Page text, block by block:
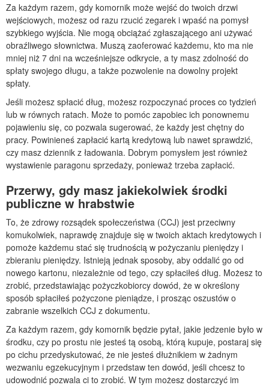
Za każdym razem, gdy komornik może wejść do twoich drzwi
wejściowych, możesz od razu rzucić zegarek i wpaść na pomysł
szybkiego wyjścia. Nie mogą obciążać zgłaszającego ani używać
obraźliwego słownictwa. Muszą zaoferować każdemu, kto ma nie
mniej niż 7 dni na wcześniejsze odkrycie, a ty masz zdolność do
spłaty swojego długu, a także pozwolenie na dowolny projekt
spłaty.
Jeśli możesz spłacić dług, możesz rozpoczynać proces co tydzień
lub w równych ratach. Może to pomóc zapobiec ich ponownemu
pojawieniu się, co pozwala sugerować, że każdy jest chętny do
pracy. Powinieneś zapłacić kartą kredytową lub nawet sprawdzić,
czy masz dziennik z ładowania. Dobrym pomysłem jest również
wystawienie paragonu sprzedaży, ponieważ trzeba zapłacić.
Przerwy, gdy masz jakiekolwiek środki
publiczne w hrabstwie
To, że zdrowy rozsądek społeczeństwa (CCJ) jest przeciwny
komukolwiek, naprawdę znajduje się w twoich aktach kredytowych i
pomoże każdemu stać się trudnością w pożyczaniu pieniędzy i
zbieraniu pieniędzy. Istnieją jednak sposoby, aby oddalić go od
nowego kartonu, niezależnie od tego, czy spłaciłeś dług. Możesz to
zrobić, przedstawiając pożyczkobiorcy dowód, że w określony
sposób spłaciłeś pożyczone pieniądze, i prosząc oszustów o
zabranie wszelkich CCJ z dokumentu.
Za każdym razem, gdy komornik będzie pytał, jakie jedzenie było w
środku, czy po prostu nie jesteś tą osobą, którą kupuje, postaraj się
po cichu przedyskutować, że nie jesteś dłużnikiem w żadnym
wezwaniu egzekucyjnym i przedstaw ten dowód, jeśli chcesz to
udowodnić pozwala ci to zrobić. W tym możesz dostarczyć im